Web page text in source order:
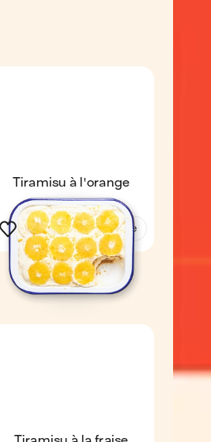
Tiramisu à l'orange
Voir la recette